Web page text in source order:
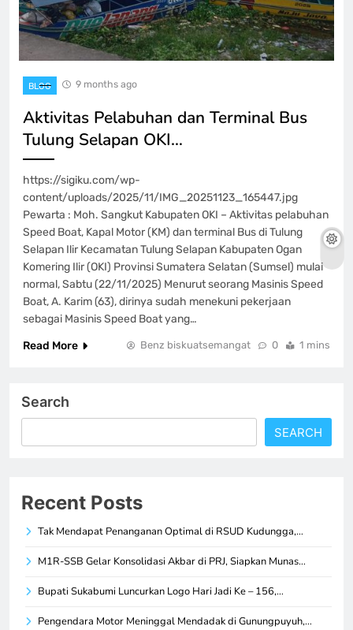
BLOG 9 months ago
Aktivitas Pelabuhan dan Terminal Bus
Tulung Selapan OKI…
https://sigiku.com/wp-
content/uploads/2025/11/IMG_20251123_165447.jpg
Pewarta : Moh. Sangkut Kabupaten OKI – Aktivitas pelabuhan
Speed Boat, Kapal Motor (KM) dan terminal Bus di Tulung
Selapan Ilir Kecamatan Tulung Selapan Kabupaten Ogan
Komering Ilir (OKI) Provinsi Sumatera Selatan (Sumsel) mulai
normal, Sabtu (22/11/2025) Menurut seorang Masinis Speed
Boat, A. Karim (63), dirinya sudah menekuni pekerjaan
sebagai Masinis Speed Boat yang…
Read More
Benz biskuatsemangat 0 1 mins
Search
SEARCH
Recent Posts
Tak Mendapat Penanganan Optimal di RSUD Kudungga,…
M1R-SSB Gelar Konsolidasi Akbar di PRJ, Siapkan Munas…
Bupati Sukabumi Luncurkan Logo Hari Jadi Ke – 156,…
Pengendara Motor Meninggal Mendadak di Gunungpuyuh,…